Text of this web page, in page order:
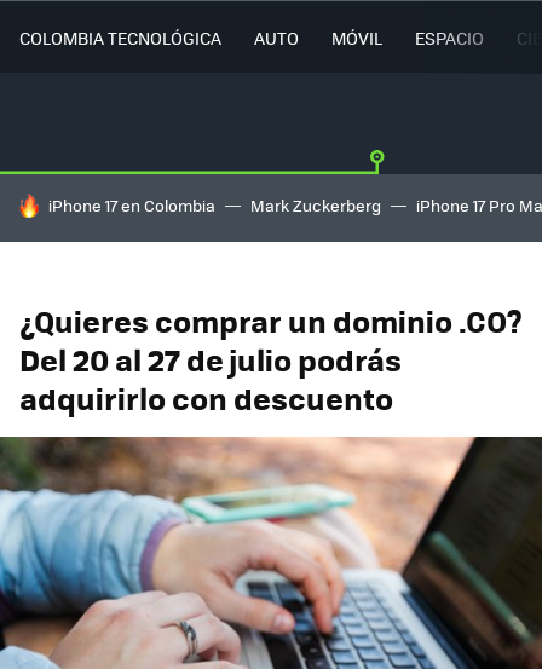
COLOMBIA TECNOLÓGICA AUTO MÓVIL ESPACIO
HOY SE HABLA DE
iPhone 17 en Colombia Mark Zuckerberg iPhone 17 Pro
¿Quieres comprar un dominio .CO?
Del 20 al 27 de julio podrás
adquirirlo con descuento